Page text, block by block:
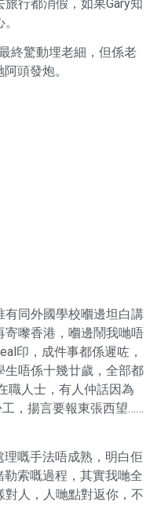
行都消假，如果Gary知
終驚動埋老細，但係老
頭發炮。
同外國學校嗰邊坦白講
嚟香港，嗰邊鬧我哋唔
印，成件事都係遲咗，
生唔係十幾廿歲，全部都
職人士，有人仲話因為
，揚言要報東張西望……
嘅手法唔成熟，明白佢
索嘅過程，其實我哋全
人，人哋點對返你，不